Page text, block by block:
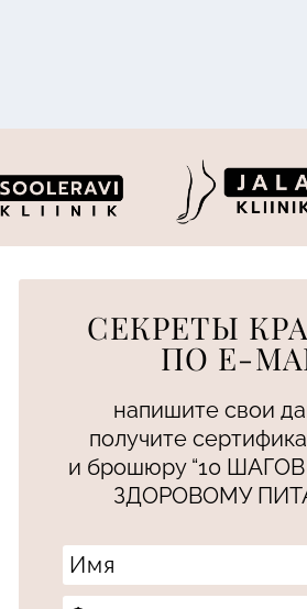
СЕКРЕТЫ
ПО E-
напишите свои
получите
и брошюру “10
ЗДОРОВОМУ